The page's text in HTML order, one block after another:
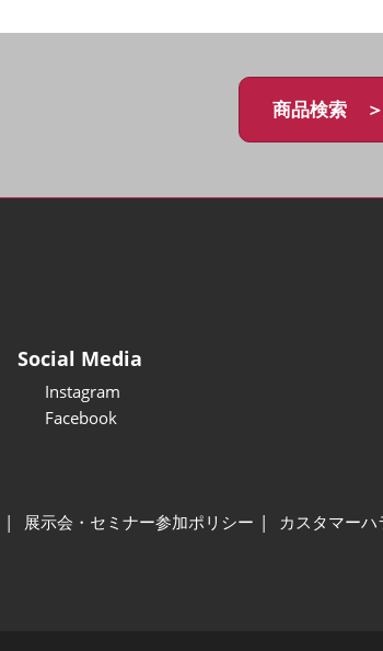
商品検索 ＞
Social Media
Instagram
Facebook
展示会・セミナー参加ポリシー
カスタマー